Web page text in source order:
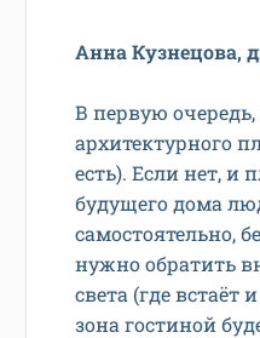
Анна Кузнецова,
В первую
архитектурного
есть). Если нет, и
будущего дома
самостоятельно,
нужно обратить
света (где встаёт
зона гостиной